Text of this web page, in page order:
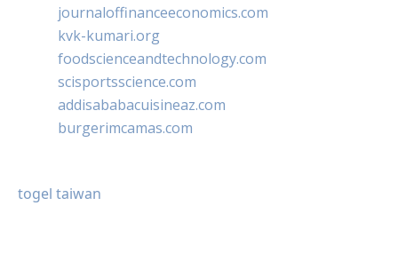
journaloffinanceeconomics.com
kvk-kumari.org
foodscienceandtechnology.com
scisportsscience.com
addisababacuisineaz.com
burgerimcamas.com
togel taiwan